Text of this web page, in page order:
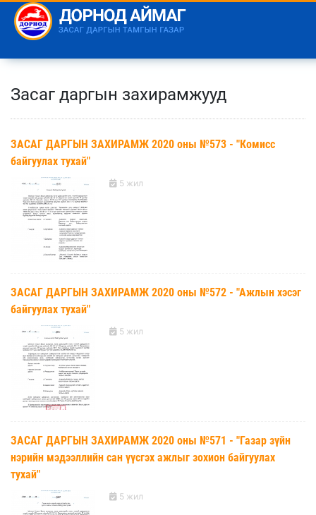
Засаг даргын захирамжууд
ЗАСАГ ДАРГЫН ЗАХИРАМЖ 2020 оны №573 - "Комисс
байгуулах тухай"
5 жил
ЗАСАГ ДАРГЫН ЗАХИРАМЖ 2020 оны №572 - "Ажлын хэсэг
байгуулах тухай"
5 жил
ЗАСАГ ДАРГЫН ЗАХИРАМЖ 2020 оны №571 - "Газар зүйн
нэрийн мэдээллийн сан үүсгэх ажлыг зохион байгуулах
тухай"
5 жил